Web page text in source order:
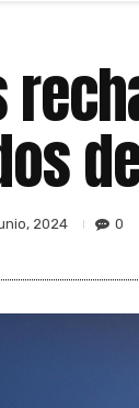
2024 0